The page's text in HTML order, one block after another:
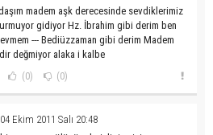
madem aşk derecesinde sevdiklerimiz
gidiyor Hz. İbrahim gibi derim ben
--- Bediüzzaman gibi derim Madem
değmiyor alaka i kalbe
(0) (0)
Ekim 2011 Salı 20:48